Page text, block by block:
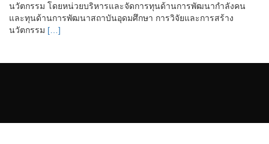
นวัตกรรม โดยหน่วยบริหารและจัดการทุนด้านการพัฒนากำลังคน
และทุนด้านการพัฒนาสถาบันอุดมศึกษา การวิจัยและการสร้าง
นวัตกรรม […]